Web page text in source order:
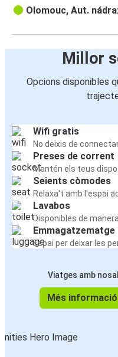
Olomouc, Aut.
Millor
Opcions disponibles
Wifi gratis
No deixis de
Preses de corrent
Mantén els teus
Seients còmodes
Relaxa't amb l'espai
Lavabos
Disponibles de
Espai per deixar les
Viatges amb
Més